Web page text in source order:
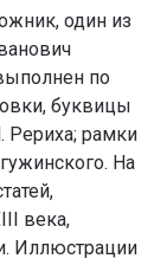
один из
по
буквицы
Рериха; рамки
На
века,
Иллюстрации